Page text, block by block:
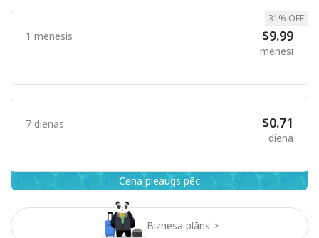
Biznesa plāns >
1 mēnesis $9.99
mēnesī
31% OFF
7 dienas $0.71
dienā
Cena pieaugs pēc